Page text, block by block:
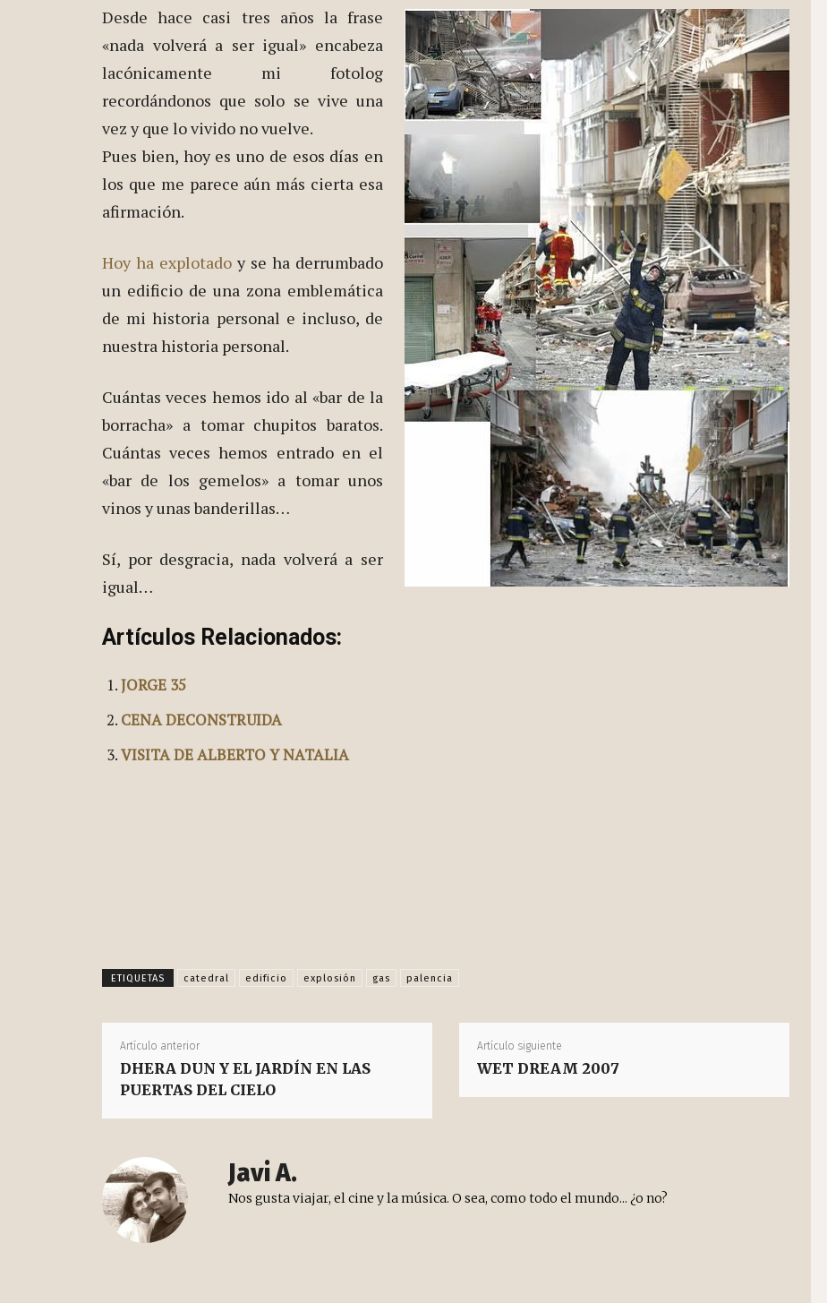
Desde hace casi tres años la frase
«nada volverá a ser igual» encabeza
lacónicamente mi fotolog
recordándonos que solo se vive una
vez y que lo vivido no vuelve.
Pues bien, hoy es uno de esos días en
los que me parece aún más cierta esa
afirmación.
Hoy ha explotado y se ha derrumbado
un edificio de una zona emblemática
de mi historia personal e incluso, de
nuestra historia personal.
Cuántas veces hemos ido al «bar de la
borracha» a tomar chupitos baratos.
Cuántas veces hemos entrado en el
«bar de los gemelos» a tomar unos
vinos y unas banderillas…
Sí, por desgracia, nada volverá a ser
igual…
Artículos Relacionados:
JORGE 35
CENA DECONSTRUIDA
VISITA DE ALBERTO Y NATALIA
ETIQUETAS catedral edificio explosión gas palencia
Artículo anterior
DHERA DUN Y EL JARDÍN EN LAS
PUERTAS DEL CIELO
Artículo siguiente
WET DREAM 2007
Javi A.
Nos gusta viajar, el cine y la música. O sea, como todo el mundo... ¿o no?